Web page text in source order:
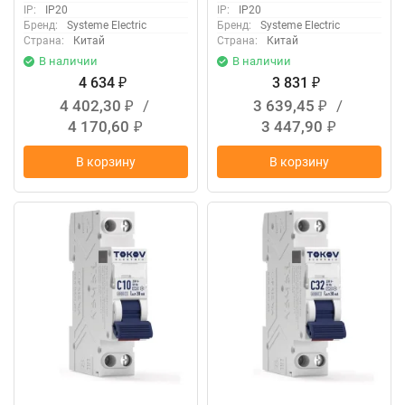
IP:
IP20
Бренд:
Systeme Electric
Страна:
Китай
В наличии
4 634 ₽
4 402,30 ₽
/
4 170,60 ₽
В корзину
IP:
IP20
Бренд:
Systeme Electric
Страна:
Китай
В наличии
3 831 ₽
3 639,45 ₽
/
3 447,90 ₽
В корзину